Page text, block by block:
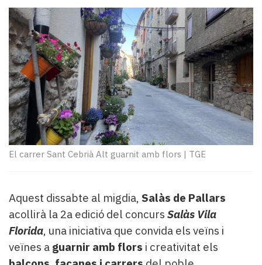
mitjans
El
temps
Reportatges
Entrevistes
Enquestes
A
escena!
Dis
la
teva!
Subscriptors
del
Pallars
Contingut
patrocinat
Lo
El carrer Sant Cebrià Alt guarnit amb flors | TGE
Aquest dissabte al migdia, Salàs de Pallars
acollirà la 2a edició del concurs Salàs Vila
Florida, una iniciativa que convida els veïns i
veïnes a guarnir amb flors i creativitat els